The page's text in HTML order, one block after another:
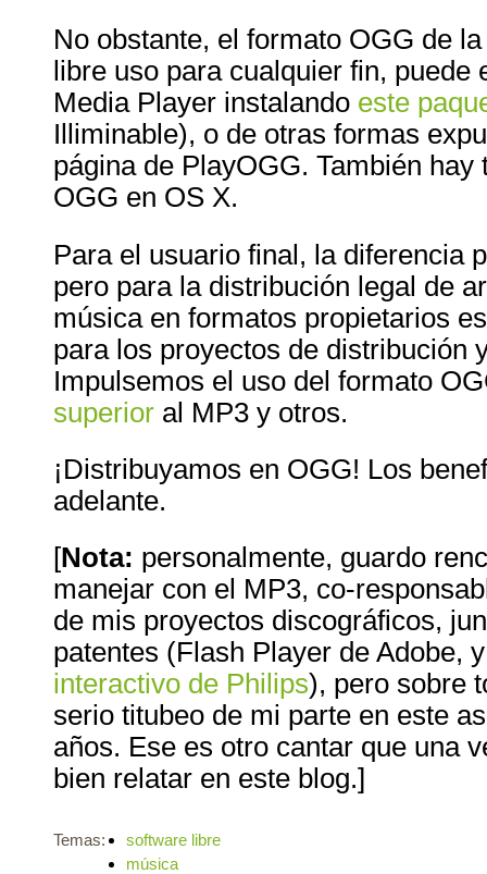
No obstante, el formato OGG de
libre uso para cualquier fin, puede
Media Player instalando este
Illiminable), o de otras formas
página de PlayOGG. También
OGG en OS X.
Para el usuario final, la diferencia
pero para la distribución legal de
música en formatos propietarios
para los proyectos de distribución
Impulsemos el uso del formato
superior al MP3 y otros.
¡Distribuyamos en OGG! Los
adelante.
[Nota: personalmente, guardo
manejar con el MP3, co-
de mis proyectos discográficos,
patentes (Flash Player de Adobe,
interactivo de Philips), pero sobre
serio titubeo de mi parte en este
años. Ese es otro cantar que una
bien relatar en este blog.]
Temas:
software libre
música